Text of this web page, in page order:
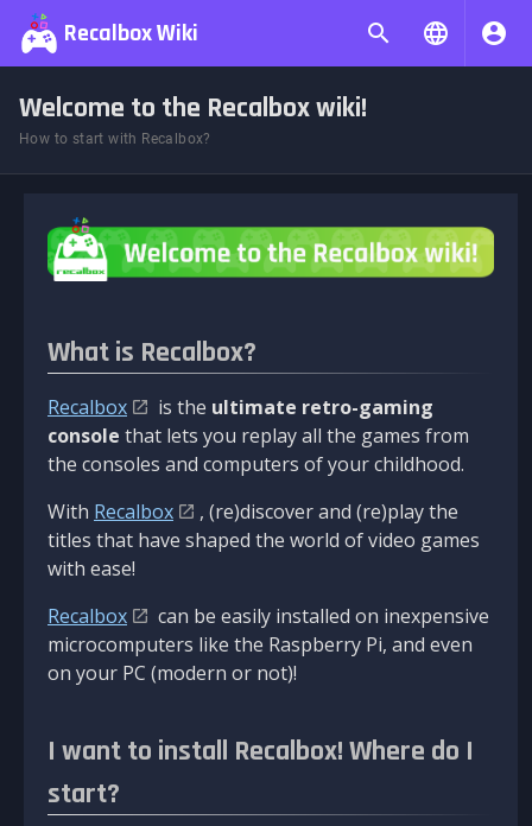
Recalbox Wiki
Welcome to the Recalbox wiki!
How to start with Recalbox?
What is Recalbox?
Recalbox is the ultimate retro-gaming
console that lets you replay all the games from
the consoles and computers of your childhood.
With Recalbox
, (re)discover and (re)play the
titles that have shaped the world of video games
with ease!
Recalbox
can be easily installed on inexpensive
microcomputers like the Raspberry Pi, and even
on your PC (modern or not)!
I want to install Recalbox! Where do I
start?